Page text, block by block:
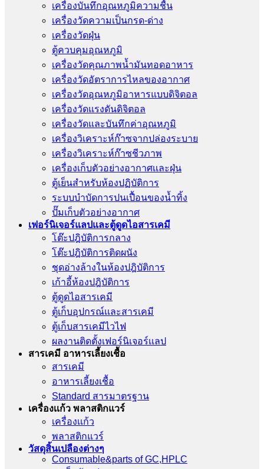
เครื่องบันทึกอุณหภูมิความชื้น
เครื่องวัดความเป็นกรด-ด่าง
เครื่องวัดฝุ่น
ตู้ควบคุมอุณหภูมิ
เครื่องวัดคุณภาพน้ำมันทอดอาหาร
เครื่องวัดอัตราการไหลของอากาศ
เครื่องวัดอุณหภูมิอาหารแบบดิจิตอล
เครื่องวัดแรงดันดิจิตอล
เครื่องวัดและบันทึกค่าอุณหภูมิ
เครื่องวิเคราะห์ก๊าซจากปล่องระบาย
เครื่องวิเคราะห์ก๊าซชีวภาพ
เครื่องเก็บตัวอย่างอากาศเเละฝุ่น
ตู้เย็นสำหรับห้องปฏิบัติการ
ระบบบำบัดการปนเปื้อนของน้ำทิ้ง
ปั๊มเก็บตัวอย่างอากาศ
เฟอร์นิเจอร์แลปและตู้ดูดไอสารเคมี
โต๊ะปฎิบัติการกลาง
โต๊ะปฎิบัติการติดผนัง
ชุดอ่างล้างในห้องปฎิบัติการ
เก้าอี้ห้องปฎิบัติการ
ตู้ดูดไอสารเคมี
ตู้เก็บอุปกรณ์เเละสารเคมี
ตู้เก็บสารเคมีไวไฟ
ผลงานติดตั้งเฟอร์นิเจอร์เเลป
สารเคมี อาหารเลี้ยงเชื้อ
สารเคมี
อาหารเลี้ยงเชื้อ
Standard สารมาตรฐาน
เครื่องเเก้ว พลาสติกแวร์
เครื่องเเก้ว
พลาสติกแวร์
วัสดุสิ้นเปลืองต่างๆ
Consumable&parts of GC,HPLC